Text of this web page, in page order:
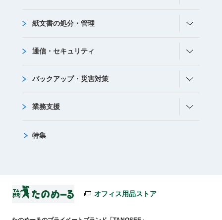
紙文書の処分・管理
通信・セキュリティ
バックアップ・災害対策
業務支援
特集
オフィス用品ストア